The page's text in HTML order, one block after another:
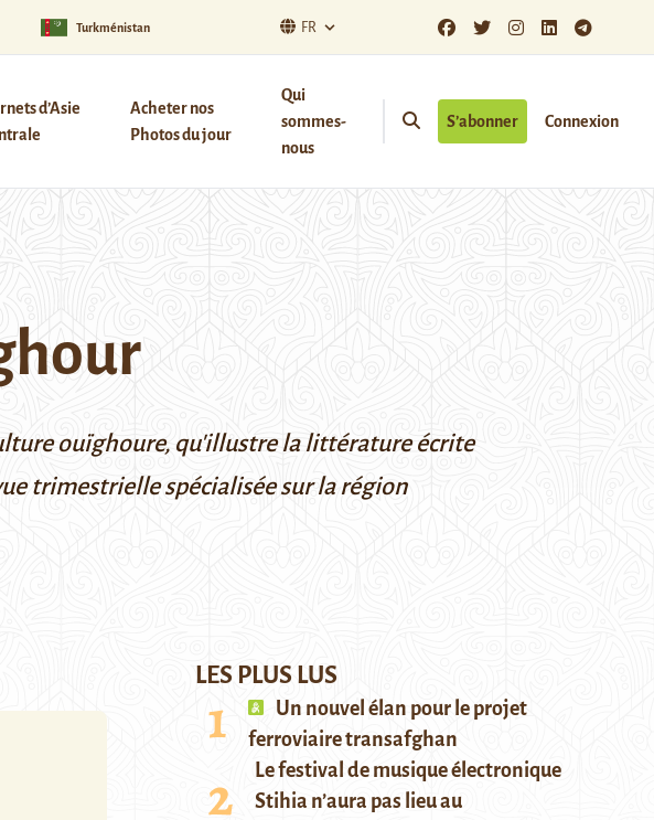
Turkménistan FR
d’Asie
Acheter nos
Photos du jour
Qui
sommes-
nous
S’abonner Connexion
ouïghoure, qu'illustre la littérature écrite
trimestrielle spécialisée sur la région
LES PLUS LUS
Un nouvel élan pour le projet
ferroviaire transafghan
Le festival de musique électronique
Stihia n’aura pas lieu au